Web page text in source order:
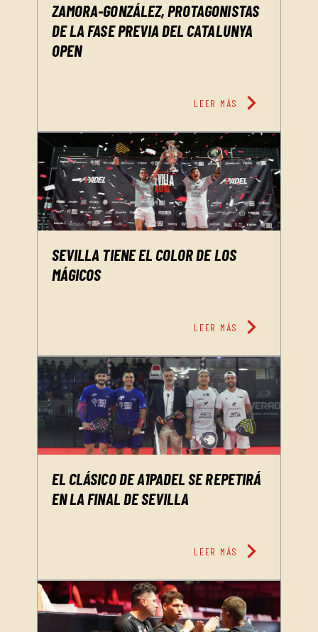
ZAMORA-GONZÁLEZ, PROTAGONISTAS
DE LA FASE PREVIA DEL CATALUNYA
OPEN
LEER MÁS chevron_right
SEVILLA TIENE EL COLOR DE LOS
MÁGICOS
LEER MÁS chevron_right
EL CLÁSICO DE A1PADEL SE REPETIRÁ
EN LA FINAL DE SEVILLA
LEER MÁS chevron_right